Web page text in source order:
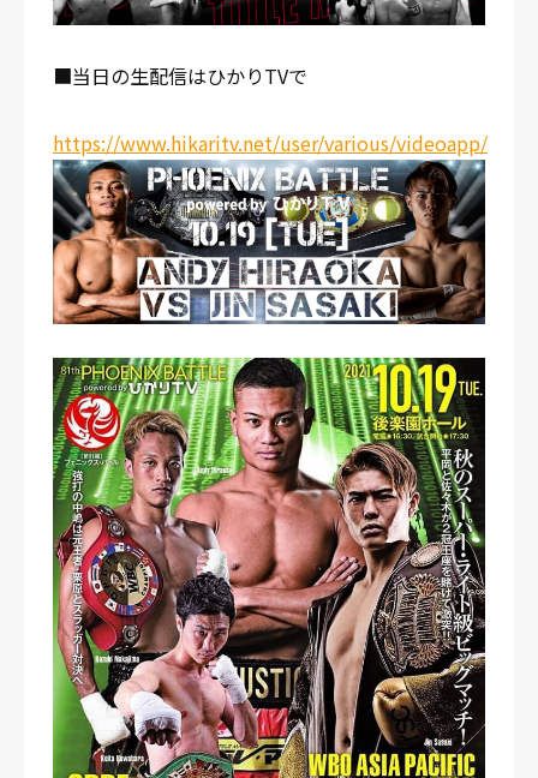
■当日の生配信はひかりTVで
https://www.hikaritv.net/user/various/videoapp/